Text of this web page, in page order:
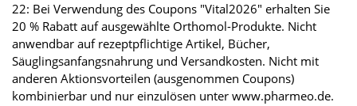
22: Bei Verwendung des Coupons "Vital2026" erhalten Sie
20 % Rabatt auf ausgewählte Orthomol-Produkte. Nicht
anwendbar auf rezeptpflichtige Artikel, Bücher,
Säuglingsanfangsnahrung und Versandkosten. Nicht mit
anderen Aktionsvorteilen (ausgenommen Coupons)
kombinierbar und nur einzulösen unter www.pharmeo.de.